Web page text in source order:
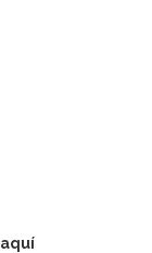
aquí